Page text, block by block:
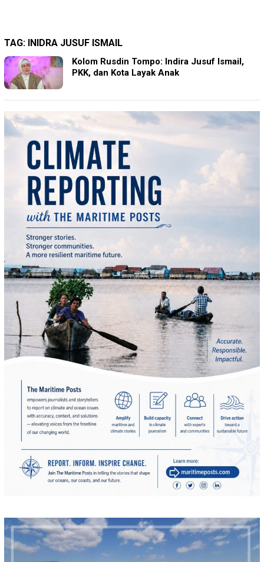
TAG: INIDRA JUSUF ISMAIL
Kolom Rusdin Tompo: Indira Jusuf Ismail,
PKK, dan Kota Layak Anak